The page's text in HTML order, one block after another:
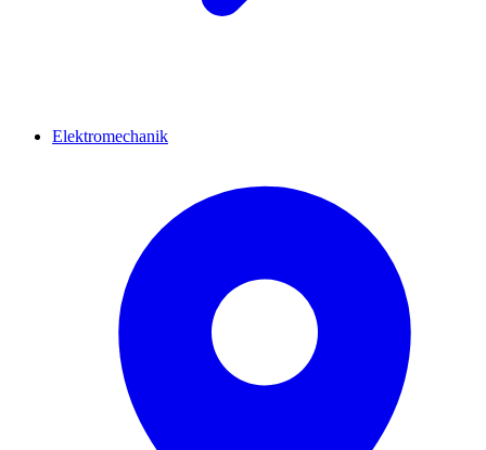
Elektromechanik